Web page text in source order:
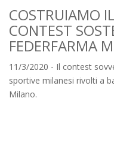
COSTRUIAMO
CONTEST
FEDERFARMA
11/3/2020 - Il contest
sportive milanesi rivolti a
Milano.